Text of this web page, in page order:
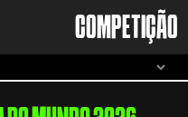
COMPETIÇÃO